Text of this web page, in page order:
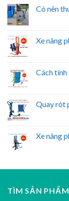
Có nên
Xe nâng
Cách
Quay rót
Xe nâng
TÌM SẢN